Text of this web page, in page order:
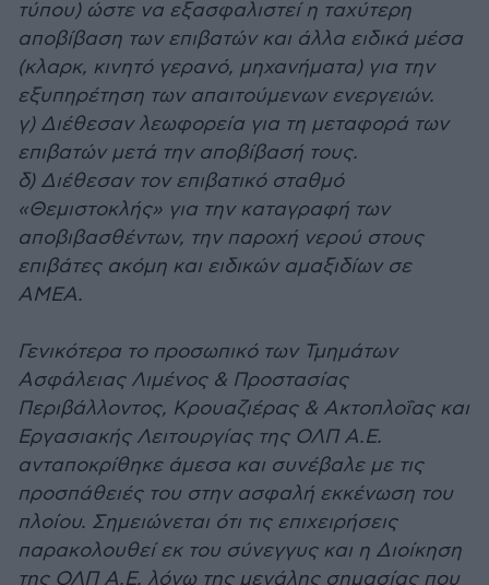
τύπου) ώστε να εξασφαλιστεί η ταχύτερη
αποβίβαση των επιβατών και άλλα ειδικά μέσα
(κλαρκ, κινητό γερανό, μηχανήματα) για την
εξυπηρέτηση των απαιτούμενων ενεργειών.
γ) Διέθεσαν λεωφορεία για τη μεταφορά των
επιβατών μετά την αποβίβασή τους.
δ) Διέθεσαν τον επιβατικό σταθμό
«Θεμιστοκλής» για την καταγραφή των
αποβιβασθέντων, την παροχή νερού στους
επιβάτες ακόμη και ειδικών αμαξιδίων σε
ΑΜΕΑ.
Γενικότερα το προσωπικό των Τμημάτων
Ασφάλειας Λιμένος & Προστασίας
Περιβάλλοντος, Κρουαζιέρας & Ακτοπλοΐας και
Εργασιακής Λειτουργίας της ΟΛΠ Α.Ε.
ανταποκρίθηκε άμεσα και συνέβαλε με τις
προσπάθειές του στην ασφαλή εκκένωση του
πλοίου. Σημειώνεται ότι τις επιχειρήσεις
παρακολουθεί εκ του σύνεγγυς και η Διοίκηση
της ΟΛΠ A.E. λόγω της μεγάλης σημασίας που